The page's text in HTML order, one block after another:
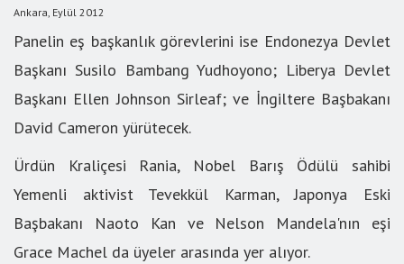
Ankara, Eylül 2012
Panelin eş başkanlık görevlerini ise Endonezya Devlet
Başkanı Susilo Bambang Yudhoyono; Liberya Devlet
Başkanı Ellen Johnson Sirleaf; ve İngiltere Başbakanı
David Cameron yürütecek.
Ürdün Kraliçesi Rania, Nobel Barış Ödülü sahibi
Yemenli aktivist Tevekkül Karman, Japonya Eski
Başbakanı Naoto Kan ve Nelson Mandela'nın eşi
Grace Machel da üyeler arasında yer alıyor.